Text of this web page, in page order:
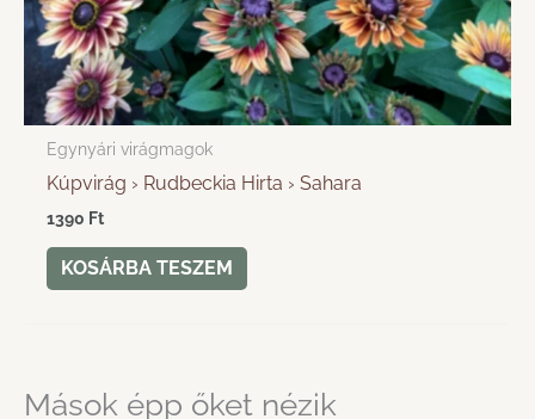
Egynyári virágmagok
Kúpvirág › Rudbeckia Hirta › Sahara
1390 Ft
KOSÁRBA TESZEM
Mások épp őket nézik